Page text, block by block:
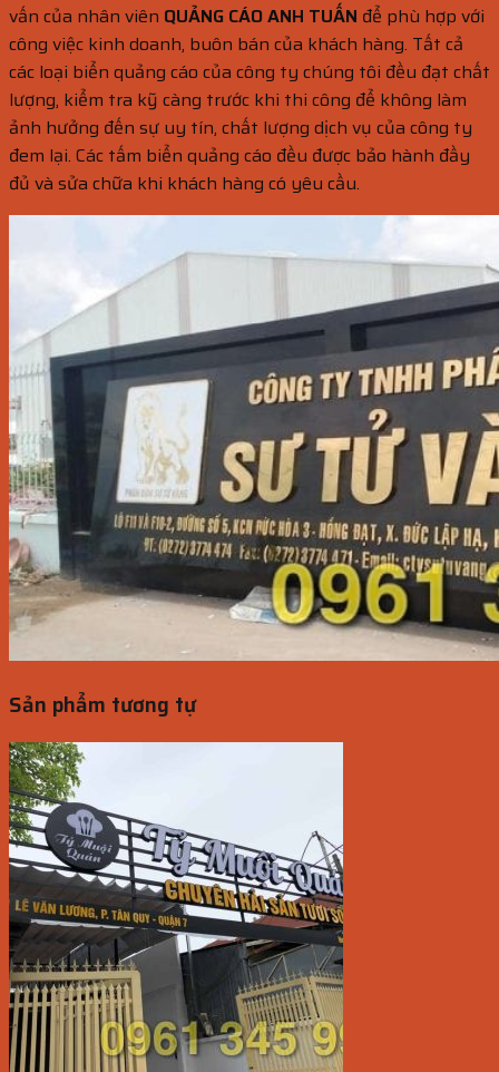
vấn của nhân viên QUẢNG CÁO ANH TUẤN để phù hợp với
công việc kinh doanh, buôn bán của khách hàng. Tất cả
các loại biển quảng cáo của công ty chúng tôi đều đạt chất
lượng, kiểm tra kỹ càng trước khi thi công để không làm
ảnh hưởng đến sự uy tín, chất lượng dịch vụ của công ty
đem lại. Các tấm biển quảng cáo đều được bảo hành đầy
đủ và sửa chữa khi khách hàng có yêu cầu.
Sản phẩm tương tự